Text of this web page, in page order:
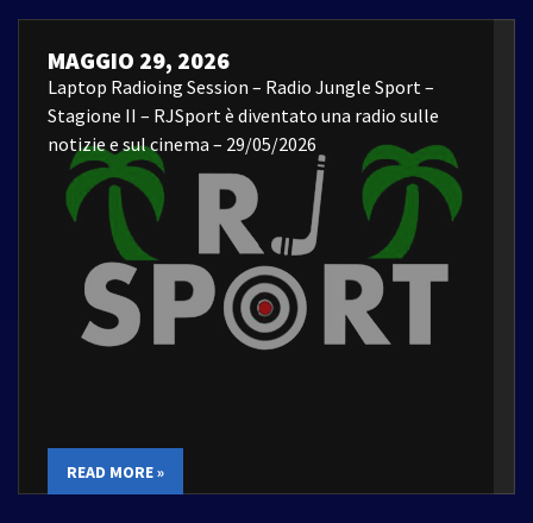
MAGGIO 29, 2026
Laptop Radioing Session – Radio Jungle Sport –
Stagione II – RJSport è diventato una radio sulle
notizie e sul cinema – 29/05/2026
READ MORE »